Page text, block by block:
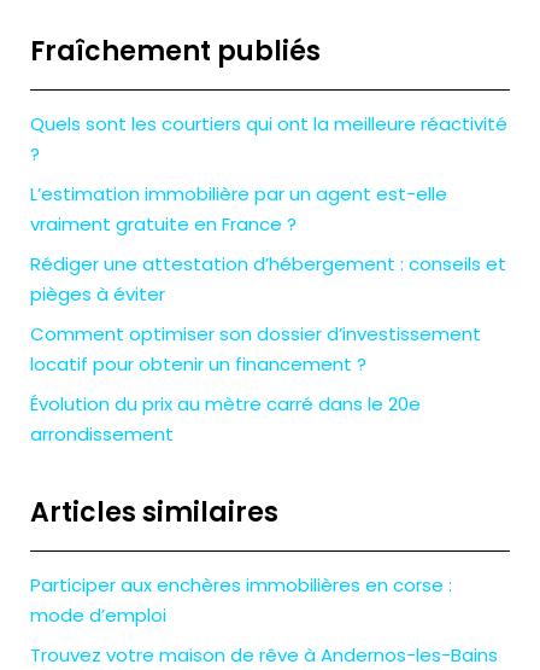
Fraîchement publiés
Quels sont les courtiers qui ont la meilleure réactivité
?
L’estimation immobilière par un agent est-elle
vraiment gratuite en France ?
Rédiger une attestation d’hébergement : conseils et
pièges à éviter
Comment optimiser son dossier d’investissement
locatif pour obtenir un financement ?
Évolution du prix au mètre carré dans le 20e
arrondissement
Articles similaires
Participer aux enchères immobilières en corse :
mode d’emploi
Trouvez votre maison de rêve à Andernos-les-Bains